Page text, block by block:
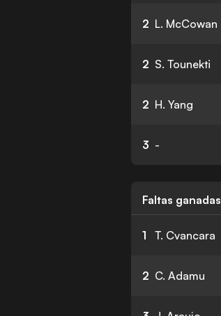
2 L. McCowan
2 S. Tounekti
2 H. Yang
3 -
Faltas ganadas
1 T. Cvancara
2 C. Adamu